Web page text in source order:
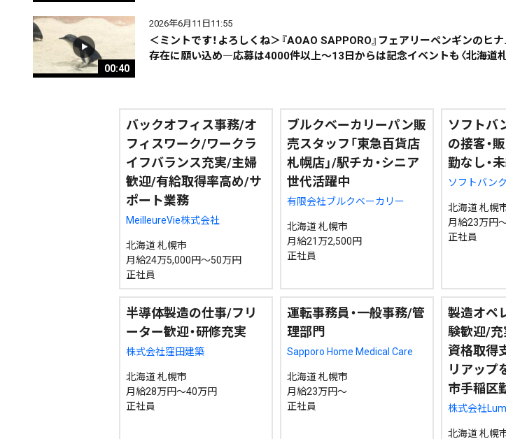
00:40
2026年6月11日11:55
＜ミントです！よろしくね＞『AOAO SAPPORO』フェアリーペンギンのヒ
存在に願い込め―応募は4000件以上～13日からは記念イベントも〈北海道札
バックオフィス事務/オ
フィスワーク/ワークラ
イフバランス充実/主婦
歓迎/有給取得率高め/サ
ポート業務
MeilleureVie株式会社
北海道 札幌市
月給24万5,000円～50万円
正社員
ブルクベーカリーパン販
売スタッフ「東急百貨店
札幌店」/駅チカ・シニア
世代活躍中
有限会社ブルクベーカリー
北海道 札幌市
月給21万2,500円
正社員
ソフトバ
の接客・
勤なし・
ソフトバン
北海道 札幌
月給23万円
正社員
半導体製造の仕事/フリ
ーター歓迎・研修充実
株式会社窪田建築
北海道 札幌市
月給28万円～40万円
正社員
運転事務員・一般事務/管
理部門
Sapporo Home Medical Care
北海道 札幌市
月給23万円～
正社員
製造オペ
験歓迎/
資格取得
リアップ
市手稲区
株式会社
北海道 札幌